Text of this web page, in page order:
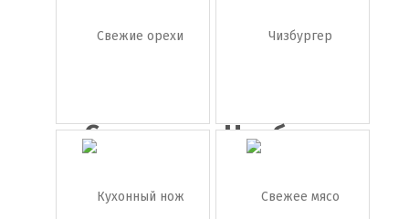
Свежие
орехи
Чизбургер